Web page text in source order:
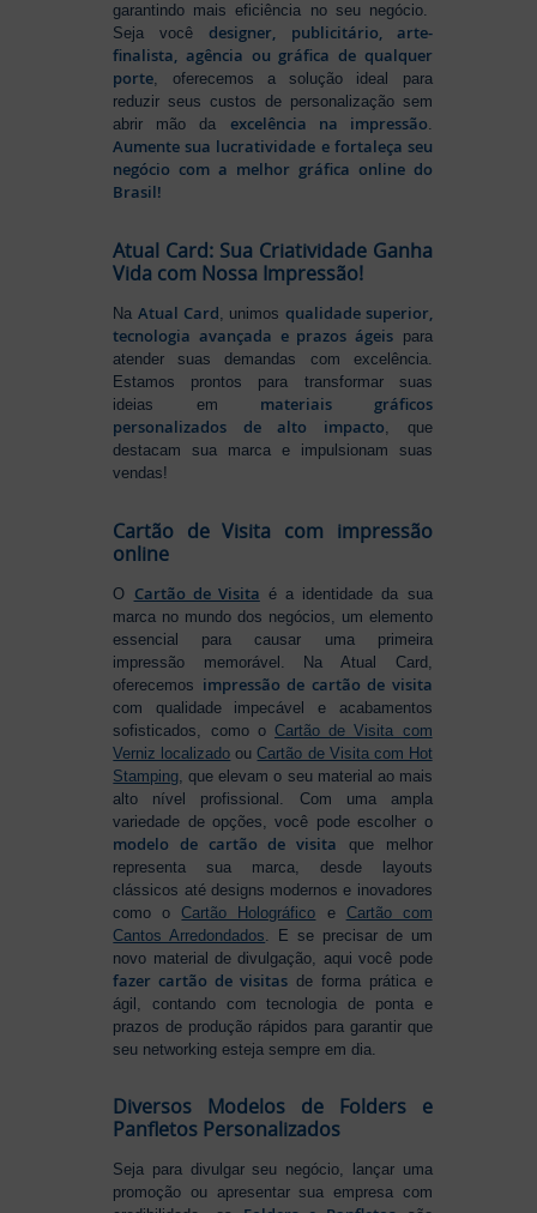
garantindo mais eficiência no seu negócio.
Seja vocêdesigner, publicitário, arte-
finalista, agência ou gráfica de qualquer
porte, oferecemos a solução ideal para
reduzir seus custos de personalização sem
abrir mão da excelência na impressão.
Aumente sua lucratividade e fortaleça seu
negócio com a melhor gráfica online do
Brasil!
Atual Card: Sua Criatividade Ganha
Vida com Nossa Impressão!
Na Atual Card , unimos qualidade superior,
tecnologia avançada e prazos ágeispara
atender suas demandas com excelência.
Estamos prontos para transformar suas
ideias em materiais gráficos
personalizados de alto impacto , que
destacam sua marca e impulsionam suas
vendas!
Cartão de Visita com impressão
online
O Cartão de Visita é a identidade da sua
marca no mundo dos negócios, um elemento
essencial para causar uma primeira
impressão memorável. Na Atual Card,
oferecemos impressão de cartão de visita
com qualidade impecável e acabamentos
sofisticados, como o Cartão de Visita com
Verniz localizado ouCartão de Visita com Hot
Stamping , que elevam o seu material ao mais
alto nível profissional. Com uma ampla
variedade de opções, você pode escolher o
modelo de cartão de visita que melhor
representa sua marca, desde layouts
clássicos até designs modernos e inovadores
como oCartão Holográfico e Cartão com
Cantos Arredondados . E se precisar de um
novo material de divulgação, aqui você pode
fazer cartão de visitas de forma prática e
ágil, contando com tecnologia de ponta e
prazos de produção rápidos para garantir que
seu networking esteja sempre em dia.
Diversos Modelos de Folders e
Panfletos Personalizados
Seja para divulgar seu negócio, lançar uma
promoção ou apresentar sua empresa com